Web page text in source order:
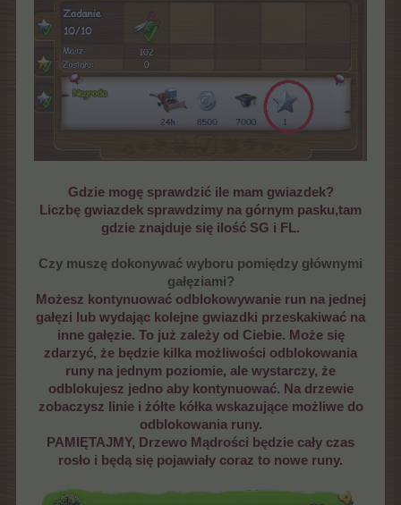
Gdzie mogę sprawdzić ile mam gwiazdek?
Liczbę gwiazdek sprawdzimy na górnym pasku,tam
gdzie znajduje się ilość SG i FL.
Czy muszę dokonywać wyboru pomiędzy głównymi
gałęziami?
Możesz kontynuować odblokowywanie run na jednej
gałęzi lub wydając kolejne gwiazdki przeskakiwać na
inne gałęzie. To już zależy od Ciebie. Może się
zdarzyć, że będzie kilka możliwości odblokowania
runy na jednym poziomie, ale wystarczy, że
odblokujesz jedno aby kontynuować. Na drzewie
zobaczysz linie i żółte kółka wskazujące możliwe do
odblokowania runy.
PAMIĘTAJMY, Drzewo Mądrości będzie cały czas
rosło i będą się pojawiały coraz to nowe runy.